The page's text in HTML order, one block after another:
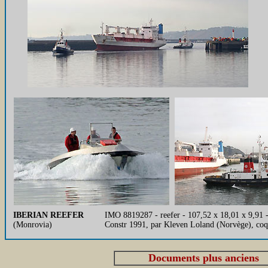
IBERIAN REEFER
(Monrovia)
IMO 8819287 - reefer - 107,52 x 18,01 x 9,91
Constr 1991, par Kleven Loland (Norvège),
Documents plus anciens